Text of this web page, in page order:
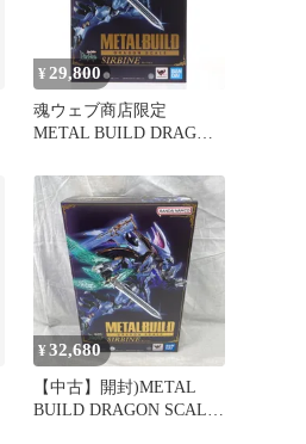
¥ 29,800
魂ウェブ商店限定
METAL BUILD DRAGON
士ダンバイン 完成品 可
動フィギュア バンダイス
ピリッツ
¥32,680
【中古】開封)METAL
BUILD DRAGON SCALE